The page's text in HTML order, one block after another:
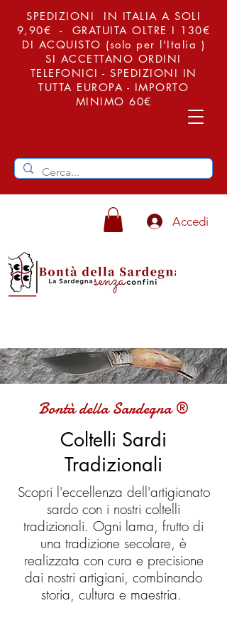
SPEDIZIONI IN ITALIA A SOLI
9,90€ - GRATUITA OLTRE I 130€
DI ACQUISTO (solo per l'Italia )
SI ACCETTANO ORDINI
TELEFONICI - SPEDIZIONI IN
TUTTA EUROPA - IMPORTO
MINIMO 60€
Accedi
Bontà della Sardegna ®
Coltelli Sardi
Tradizionali
Scopri l'eccellenza dell'artigianato
sardo con i nostri coltelli
tradizionali. Ogni lama, frutto di
una tradizione secolare, è
realizzata con cura e precisione
dai nostri artigiani, combinando
storia, cultura e maestria.